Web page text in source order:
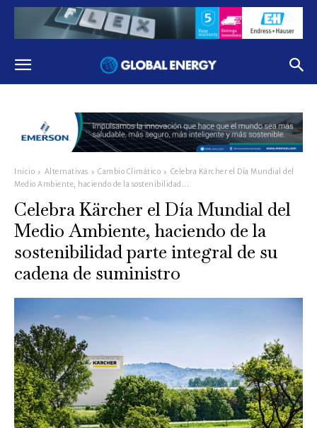
Inicio Alternativas Cambio Climático
Celebra Kärcher el Día Mundial del
Medio Ambiente, haciendo de la sostenibilidad...
Celebra Kärcher el Día Mundial del
Medio Ambiente, haciendo de la
sostenibilidad parte integral de su
cadena de suministro